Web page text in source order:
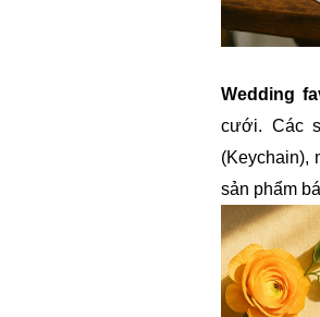
Wedding
cưới. Các
(Keychain),
sản phẩm